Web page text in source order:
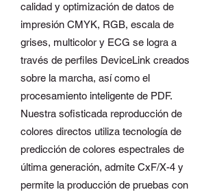
calidad y optimización de datos de
impresión CMYK, RGB, escala de
grises, multicolor y ECG se logra a
través de perfiles DeviceLink creados
sobre la marcha, así como el
procesamiento inteligente de PDF.
Nuestra sofisticada reproducción de
colores directos utiliza tecnología de
predicción de colores espectrales de
última generación, admite CxF/X-4 y
permite la producción de pruebas con